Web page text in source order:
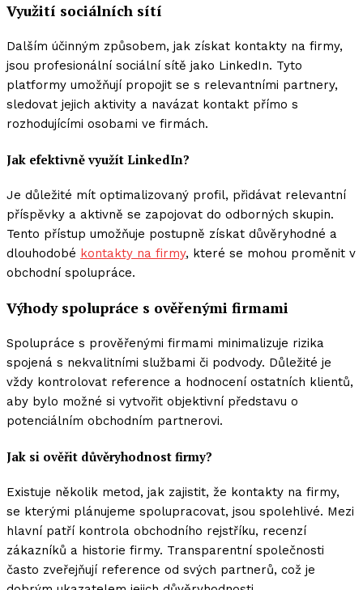
Využití sociálních sítí
Dalším účinným způsobem, jak získat kontakty na firmy,
jsou profesionální sociální sítě jako LinkedIn. Tyto
platformy umožňují propojit se s relevantními partnery,
sledovat jejich aktivity a navázat kontakt přímo s
rozhodujícími osobami ve firmách.
Jak efektivně využít LinkedIn?
Je důležité mít optimalizovaný profil, přidávat relevantní
příspěvky a aktivně se zapojovat do odborných skupin.
Tento přístup umožňuje postupně získat důvěryhodné a
dlouhodobé kontakty na firmy, které se mohou proměnit v
obchodní spolupráce.
Výhody spolupráce s ověřenými firmami
Spolupráce s prověřenými firmami minimalizuje rizika
spojená s nekvalitními službami či podvody. Důležité je
vždy kontrolovat reference a hodnocení ostatních klientů,
aby bylo možné si vytvořit objektivní představu o
potenciálním obchodním partnerovi.
Jak si ověřit důvěryhodnost firmy?
Existuje několik metod, jak zajistit, že kontakty na firmy,
se kterými plánujeme spolupracovat, jsou spolehlivé. Mezi
hlavní patří kontrola obchodního rejstříku, recenzí
zákazníků a historie firmy. Transparentní společnosti
často zveřejňují reference od svých partnerů, což je